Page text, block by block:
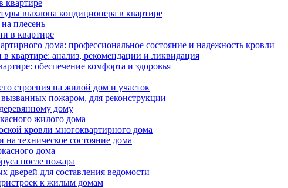
квартире
выхлопа кондиционера в квартире
плесень
в квартире
дома: профессиональное состояние и надежность кровли
квартире: анализ, рекомендации и ликвидация
обеспечение комфорта и здоровья
строения на жилой дом и участок
пожаром, для реконструкции
дому
жилого дома
кровли многоквартирного дома
техническое состояние дома
дома
после пожара
дверей для составления ведомости
к жилым домам